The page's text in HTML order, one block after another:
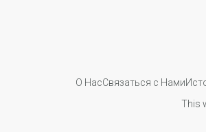
О НасСвязаться с Нами
This